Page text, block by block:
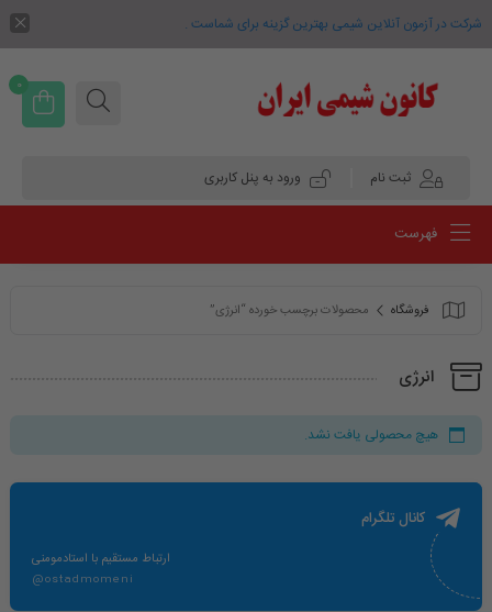
شرکت در آزمون آنلاین شیمی بهترین گزینه برای شماست .
ثبت نام ورود به پنل کاربری
0
فهرست
فروشگاه محصولات برچسب خورده “انرژی”
انرژی
هیچ محصولی یافت نشد.
کانال تلگرام
ارتباط مستقیم با استادمومنی
@ostadmomeni